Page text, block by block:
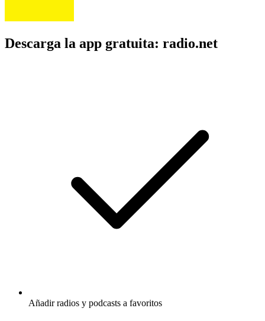
Descarga la app gratuita: radio.net
Añadir radios y podcasts a favoritos